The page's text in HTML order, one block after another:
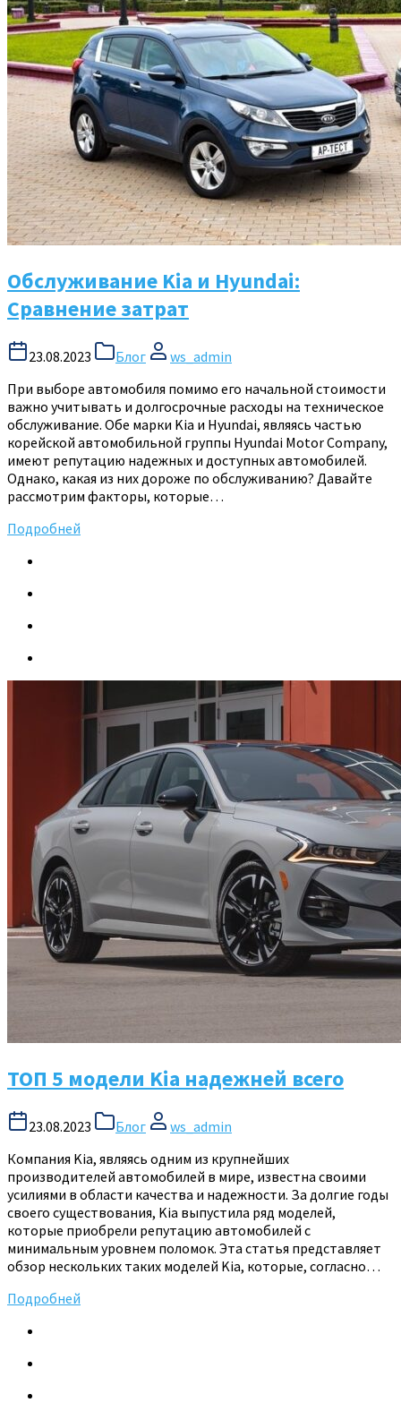
Обслуживание Kia и Hyundai:
Сравнение затрат
23.08.2023 Блог
ws_admin
При выборе автомобиля помимо его начальной стоимости
важно учитывать и долгосрочные расходы на техническое
обслуживание. Обе марки Kia и Hyundai, являясь частью
корейской автомобильной группы Hyundai Motor Company,
имеют репутацию надежных и доступных автомобилей.
Однако, какая из них дороже по обслуживанию? Давайте
рассмотрим факторы, которые…
Подробней
ТОП 5 модели Kia надежней всего
23.08.2023 Блог
ws_admin
Компания Kia, являясь одним из крупнейших
производителей автомобилей в мире, известна своими
усилиями в области качества и надежности. За долгие годы
своего существования, Kia выпустила ряд моделей,
которые приобрели репутацию автомобилей с
минимальным уровнем поломок. Эта статья представляет
обзор нескольких таких моделей Kia, которые, согласно…
Подробней